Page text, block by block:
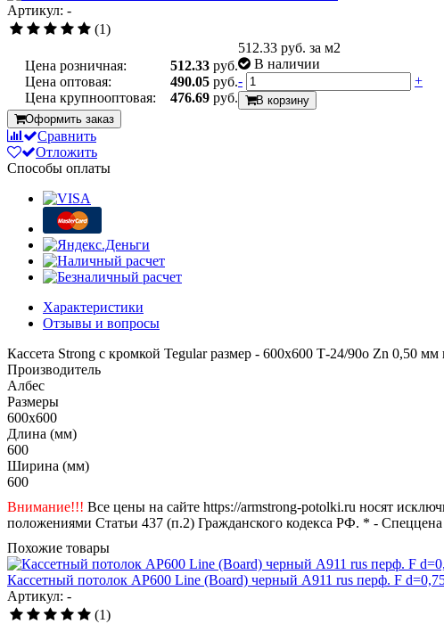
Артикул: -
(1)
Цена розничная: 512.33 руб.
Цена оптовая:
490.05 руб.
Цена крупнооптовая:
476.69 руб.
512.33 руб. за м2
В наличии
-
+
В корзину
Оформить заказ
Сравнить
Отложить
Способы оплаты
Характеристики
Отзывы и вопросы
Кассета Strong с кромкой Tegular размер - 600х600 Т-24/90о Zn 0,50
Производитель
Албес
Размеры
600x600
Длина (мм)
600
Ширина (мм)
600
Внимание!!! Все цены на сайте https://armstrong-potolki.ru носят
положениями Статьи 437 (п.2) Гражданского кодекса РФ. * - Спеццена
Похожие товары
Кассетный потолок AP600 Line (Board) черный А911 rus перф. F
Артикул: -
(1)